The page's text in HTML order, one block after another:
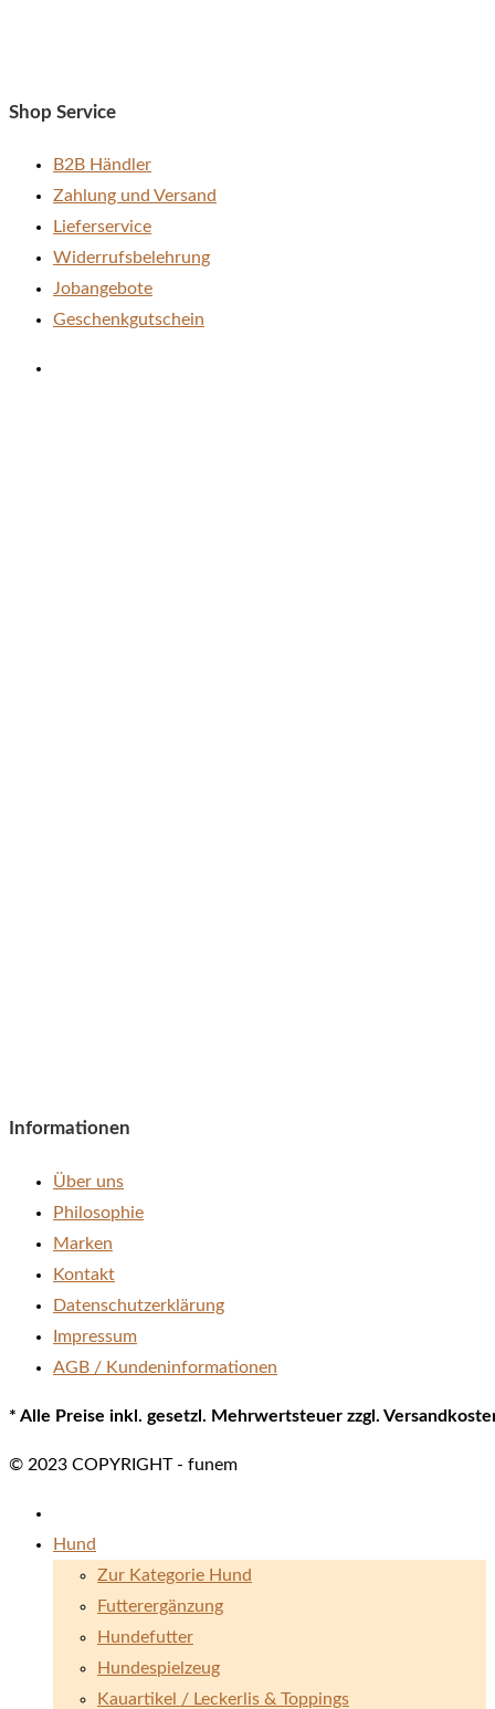
Shop Service
B2B Händler
Zahlung und Versand
Lieferservice
Widerrufsbelehrung
Jobangebote
Geschenkgutschein
Informationen
Über uns
Philosophie
Marken
Kontakt
Datenschutzerklärung
Impressum
AGB / Kundeninformationen
* Alle Preise inkl. gesetzl. Mehrwertsteuer zzgl.
© 2023 COPYRIGHT - funem
Hund
Zur Kategorie Hund
Futterergänzung
Hundefutter
Hundespielzeug
Kauartikel / Leckerlis & Toppings